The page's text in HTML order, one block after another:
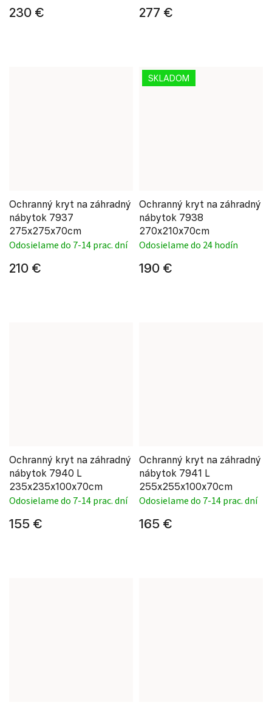
230 € 277 €
Ochranný kryt na záhradný
nábytok 7937
275x275x70cm
Odosielame do 7-14 prac. dní
210 €
SKLADOM
Ochranný kryt na záhradný
nábytok 7938
270x210x70cm
Odosielame do 24 hodín
190 €
Ochranný kryt na záhradný
nábytok 7940 L
235x235x100x70cm
Odosielame do 7-14 prac. dní
155 €
Ochranný kryt na záhradný
nábytok 7941 L
255x255x100x70cm
Odosielame do 7-14 prac. dní
165 €